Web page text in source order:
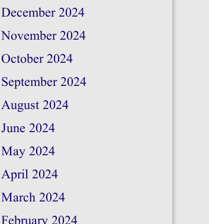
December 2024
November 2024
October 2024
September 2024
August 2024
June 2024
May 2024
April 2024
March 2024